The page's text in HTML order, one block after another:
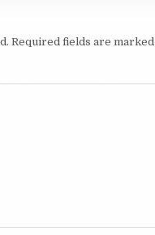
Required fields are marked